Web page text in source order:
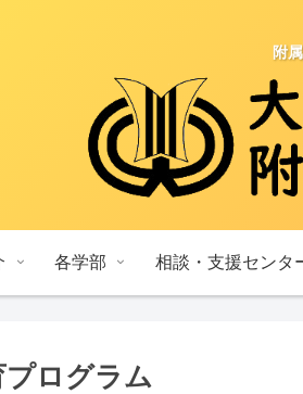
附
各学部 相談・支援センタ
ログラム